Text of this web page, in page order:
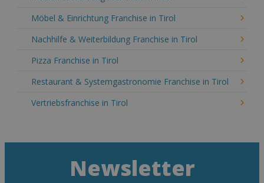
Möbel & Einrichtung Franchise in Tirol
Nachhilfe & Weiterbildung Franchise in Tirol
Pizza Franchise in Tirol
Restaurant & Systemgastronomie Franchise in Tirol
Vertriebsfranchise in Tirol
Newsletter